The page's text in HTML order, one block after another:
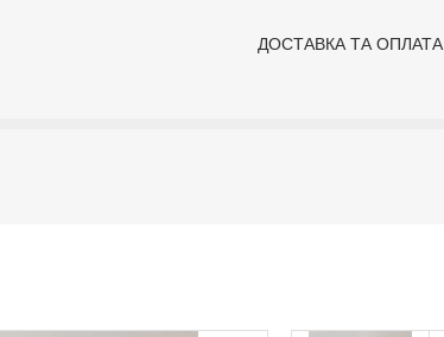
ДОСТАВКА ТА ОПЛАТА